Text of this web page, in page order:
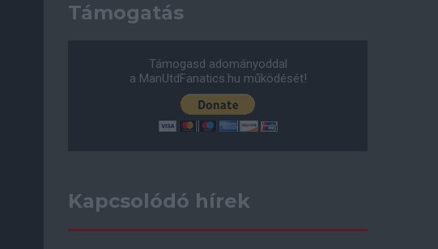
Támogatás
Támogasd adományoddal
a ManUtdFanatics.hu működését!
Kapcsolódó hírek